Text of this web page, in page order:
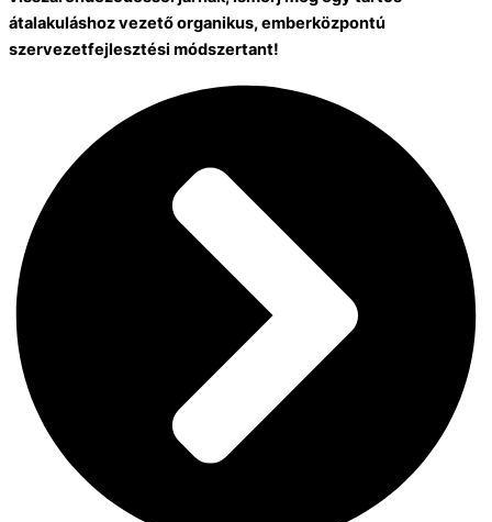
átalakuláshoz vezető organikus, emberközpontú
szervezetfejlesztési módszertant!